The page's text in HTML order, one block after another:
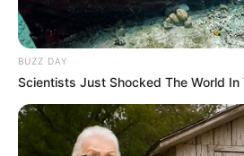
conocer el estado real y avance de
que se realizarán conjuntamente
Corporación, con la asesoría de la
Tatiana Castro.
Sin embargo, en la parte final de
gerente de la entidad, Diana
“Con el apoyo técnico de la
BUZZ DAY
Scientists Just Shocked The World In